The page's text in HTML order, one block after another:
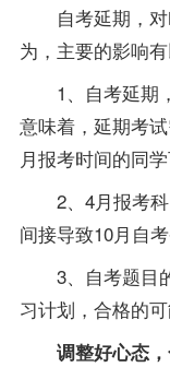
自考延期，
为，主要的影响
1、自考延期
意味着，延期考
月报考时间的同
2、4月报考
间接导致10月自
3、自考题目
习计划，合格的可
调整好心态